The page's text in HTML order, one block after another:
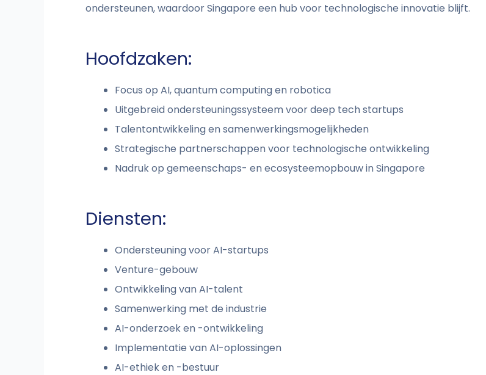
ondersteunen, waardoor Singapore een hub voor technologische innovatie blijft.
Hoofdzaken:
Focus op AI, quantum computing en robotica
Uitgebreid ondersteuningssysteem voor deep tech startups
Talentontwikkeling en samenwerkingsmogelijkheden
Strategische partnerschappen voor technologische ontwikkeling
Nadruk op gemeenschaps- en ecosysteemopbouw in Singapore
Diensten:
Ondersteuning voor AI-startups
Venture-gebouw
Ontwikkeling van AI-talent
Samenwerking met de industrie
AI-onderzoek en -ontwikkeling
Implementatie van AI-oplossingen
AI-ethiek en -bestuur